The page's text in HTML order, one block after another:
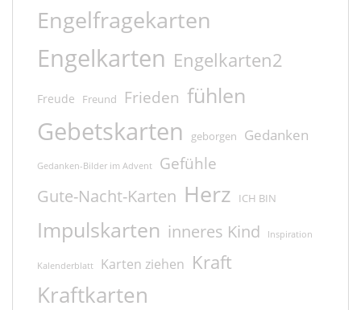
Engelfragekarten
Engelkarten Engelkarten2
Freude Freund Frieden fühlen
Gebetskarten geborgen Gedanken
Gedanken-Bilder im Advent Gefühle
Gute-Nacht-Karten Herz ICH BIN
Impulskarten inneres Kind Inspiration
Kalenderblatt Karten ziehen Kraft
Kraftkarten